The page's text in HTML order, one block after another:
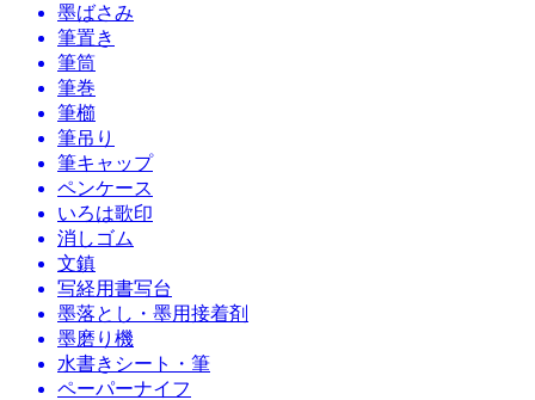
墨ばさみ
筆置き
筆筒
筆巻
筆櫛
筆吊り
筆キャップ
ペンケース
いろは歌印
消しゴム
文鎮
写経用書写台
墨落とし・墨用接着剤
墨磨り機
水書きシート・筆
ペーパーナイフ